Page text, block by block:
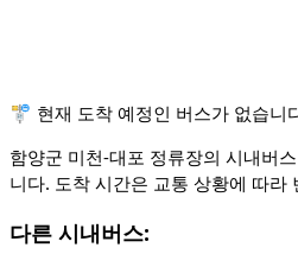
🚏 현재 도착 예정인 버스가 없습니
함양군 미천-대포 정류장의 시내버
니다. 도착 시간은 교통 상황에 따라
다른 시내버스: